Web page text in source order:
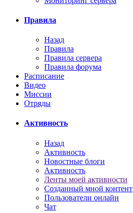
Правила
Назад
Правила
Правила сервера
Правила форума
Расписание
Видео
Миссии
Отряды
Активность
Назад
Активность
Новостные блоги
Активность
Ленты моей активности
Созданный мной контент
Пользователи онлайн
Чат